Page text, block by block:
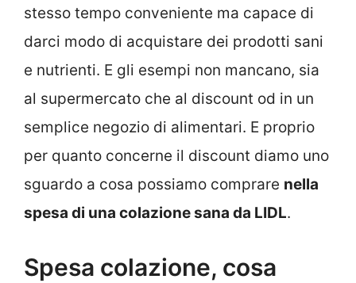
stesso tempo conveniente ma capace di
darci modo di acquistare dei prodotti sani
e nutrienti. E gli esempi non mancano, sia
al supermercato che al discount od in un
semplice negozio di alimentari. E proprio
per quanto concerne il discount diamo uno
sguardo a cosa possiamo comprare nella
spesa di una colazione sana da LIDL.
Spesa colazione, cosa